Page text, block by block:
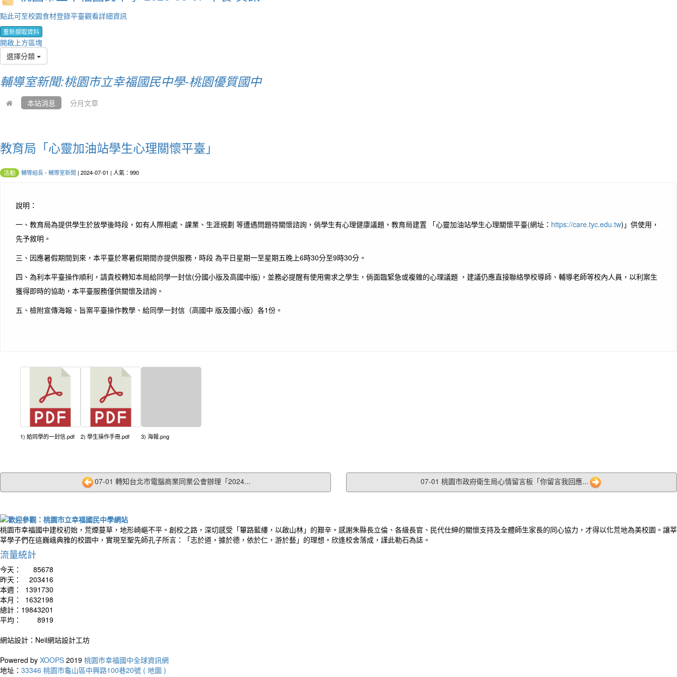
點此可至校園食材登錄平臺觀看詳細資訊
重新擷取資料
開啟上方區塊
選擇分類
輔導室新聞:桃園市立幸福國民中學-桃園優質國中
本站消息 分月文章
教育局「心靈加油站學生心理關懷平臺」
活動 輔導組長- 輔導室新聞 | 2024-07-01 | 人氣：990
說明：
一、教育局為提供學生於放學後時段，如有人際相處、課業、生涯規劃 等遭遇問題待關懷諮詢，倘學生有心理健康議題，教育局建置 「心靈加油站學生心理關懷平臺(網址： https://care.tyc.edu.tw)」供使用，
先予敘明。
三、因應暑假期間到來，本平臺於寒暑假期間亦提供服務，時段 為平日星期一至星期五晚上6時30分至9時30分。
四、為利本平臺操作順利，請貴校轉知本局給同學一封信(分國小版及高國中版)，並務必提醒有使用需求之學生，倘面臨緊急或複雜的心理議題 ，建議仍應直接聯絡學校導師、輔導老師等校內人員，以利案生
獲得即時的協助，本平臺服務僅供關懷及諮詢。
五、檢附宣傳海報、旨案平臺操作教學、給同學一封信（高國中 版及國小版）各1份。
1) 給同學的一封信.pdf 2) 學生操作手冊.pdf 3) 海報.png
07-01 轉知台北市電腦商業同業公會辦理「2024... 07-01 桃園市政府衛生局心情留言板「你留言我回應...
桃園市幸福國中建校初始，荒煙蔓草，地形崎嶇不平。創校之路，深切感受「篳路藍縷，以啟山林」的艱辛。感謝朱縣長立倫、各級長官、民代仕紳的關懷支持及全體師生家長的同心協力，才得以化荒地為美校園。讓莘
莘學子們在這巍峨典雅的校園中，實現至聖先師孔子所言：「志於道，據於德，依於仁，游於藝」的理想。欣逢校舍落成，謹此勒石為誌。
流量統計
今天：
85678
昨天：
203416
本週：
1391730
本月：
1632198
總計： 19843201
平均：
8919
網站設計：Neil網站設計工坊
Powered by XOOPS 2019 桃園市幸福國中全球資訊網
地址： 33346 桃園市龜山區中興路100巷20號 ( 地圖 )